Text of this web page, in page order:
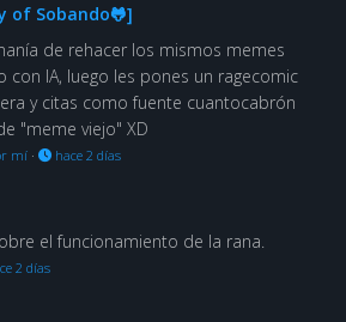
of Sobando🐸]
de rehacer los mismos memes
con IA, luego les pones un ragecomic
y citas como fuente cuantocabrón
"meme viejo" XD
mí· hace 2 días
el funcionamiento de la rana.
2 días